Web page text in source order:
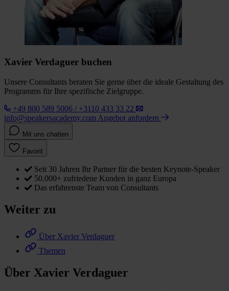
Xavier Verdaguer buchen
Unsere Consultants beraten Sie gerne über die ideale Gestaltung des
Programms für Ihre spezifische Zielgruppe.
+49 800 589 5006 / +3110 433 33 22
info@speakersacademy.com Angebot anfordern
Mit uns chatten
Favorit
Seit 30 Jahren Ihr Partner für die besten Keynote-Speaker
50.000+ zufriedene Kunden in ganz Europa
Das erfahrenste Team von Consultants
Weiter zu
Über Xavier Verdaguer
Themen
Über Xavier Verdaguer